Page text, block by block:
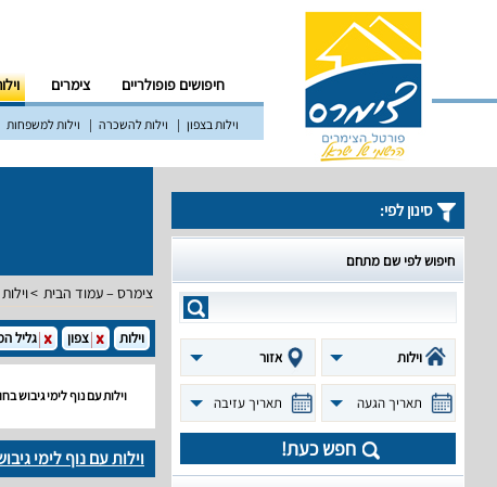
חיפושים פופולריים צימרים
וילות בצפון וילות להשכרה וילות למשפחות
צימרס – עמוד הבית וילות
סינון לפי:
חיפוש לפי שם מתחם
וילות אזור
תאריך הגעה תאריך עזיבה
חפש כעת!
וילות צפון גליל
וילות עם נוף לימי גיבוש
וילות עם נוף לימי